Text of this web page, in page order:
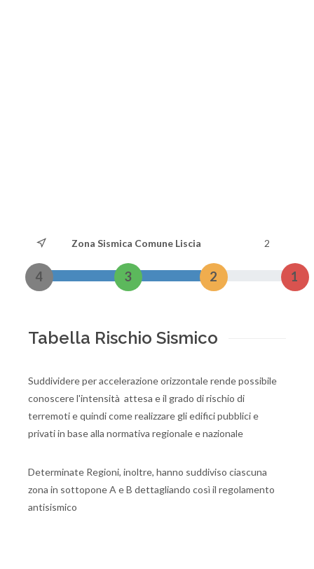
Zona Sismica Comune Liscia 2
4 3 2 1
Tabella Rischio Sismico
Suddividere per accelerazione orizzontale rende possibile
conoscere l'intensità attesa e il grado di rischio di
terremoti e quindi come realizzare gli edifici pubblici e
privati in base alla normativa regionale e nazionale
Determinate Regioni, inoltre, hanno suddiviso ciascuna
zona in sottopone A e B dettagliando così il regolamento
antisismico